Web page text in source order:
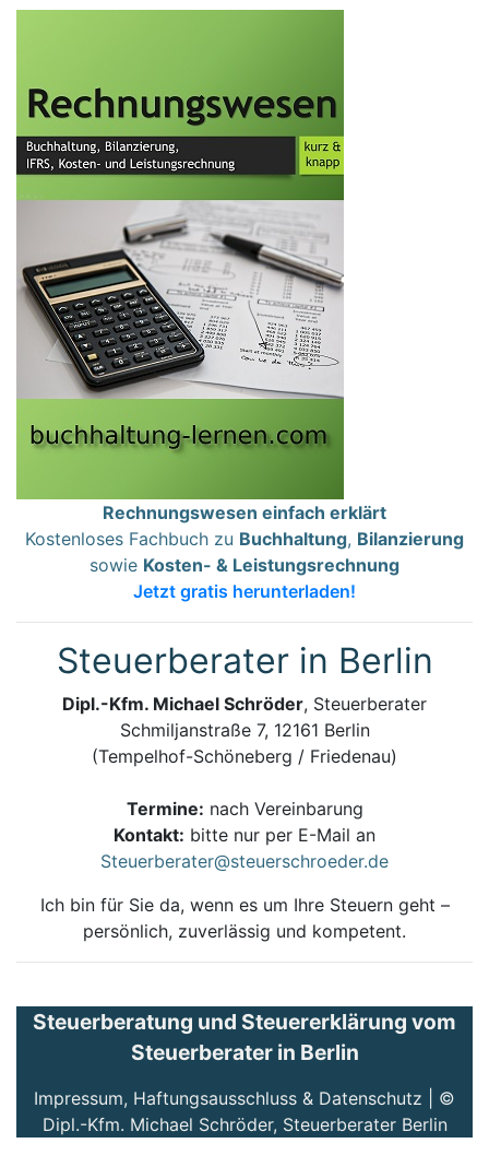
Rechnungswesen einfach erklärt
Kostenloses Fachbuch zu Buchhaltung, Bilanzierung
sowie Kosten- & Leistungsrechnung
Jetzt gratis herunterladen!
Steuerberater in Berlin
Dipl.-Kfm. Michael Schröder, Steuerberater
Schmiljanstraße 7, 12161 Berlin
(Tempelhof-Schöneberg / Friedenau)
Termine: nach Vereinbarung
Kontakt: bitte nur per E-Mail an
Steuerberater@steuerschroeder.de
Ich bin für Sie da, wenn es um Ihre Steuern geht –
persönlich, zuverlässig und kompetent.
Steuerberatung und Steuererklärung vom
Steuerberater in Berlin
Impressum, Haftungsausschluss & Datenschutz | ©
Dipl.-Kfm. Michael Schröder, Steuerberater Berlin